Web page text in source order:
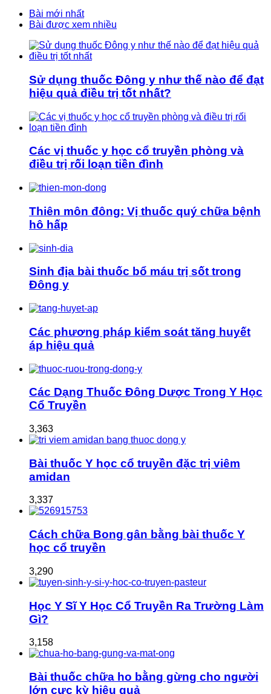
Bài mới nhất
Bài được xem nhiều
Sử dụng thuốc Đông y như thế nào để đạt
hiệu quả điều trị tốt nhất?
Các vị thuốc y học cổ truyền phòng và
điều trị rối loạn tiền đình
Thiên môn đông: Vị thuốc quý chữa bệnh
hô hấp
Sinh địa bài thuốc bổ máu trị sốt trong
Đông y
Các phương pháp kiểm soát tăng huyết
áp hiệu quả
Các Dạng Thuốc Đông Dược Trong Y Học
Cổ Truyền
3,363
Bài thuốc Y học cổ truyền đặc trị viêm
amidan
3,337
Cách chữa Bong gân bằng bài thuốc Y
học cổ truyền
3,290
Học Y Sĩ Y Học Cổ Truyền Ra Trường Làm
Gì?
3,158
Bài thuốc chữa ho bằng gừng cho người
lớn cực kỳ hiệu quả